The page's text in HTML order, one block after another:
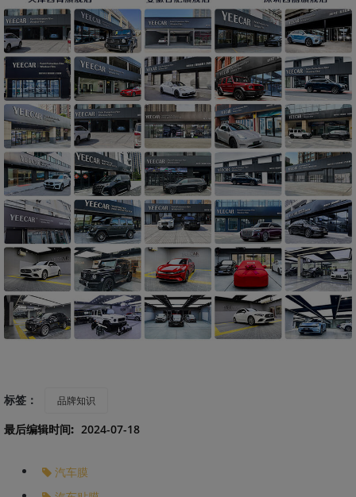
标签： 品牌知识
最后编辑时间: 2024-07-18
汽车膜